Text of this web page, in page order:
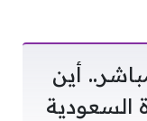
أين
السعودية